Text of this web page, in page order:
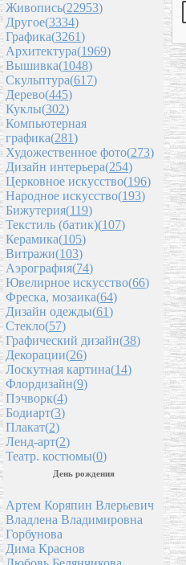
Живопись(22953)
Другое(3334)
Графика(3261)
Архитектура(1969)
Вышивка(1048)
Скульптура(617)
Дерево(445)
Куклы(302)
Компьютерная
графика(281)
Художественное фото(273)
Дизайн интерьера(254)
Церковное искусство(196)
Народное искусство(193)
Бижутерия(119)
Текстиль (батик)(107)
Керамика(105)
Витражи(103)
Аэрография(74)
Ювелирное искусство(66)
Фреска, мозаика(64)
Дизайн одежды(61)
Стекло(57)
Графический дизайн(38)
Декорации(26)
Лоскутная картина(14)
Флордизайн(9)
Пэчворк(4)
Бодиарт(3)
Плакат(2)
Ленд-арт(2)
Театр. костюмы(0)
День рождения
Артем Коряпин Влерьевич
Владлена Владимировна
Горбунова
Дима Краснов